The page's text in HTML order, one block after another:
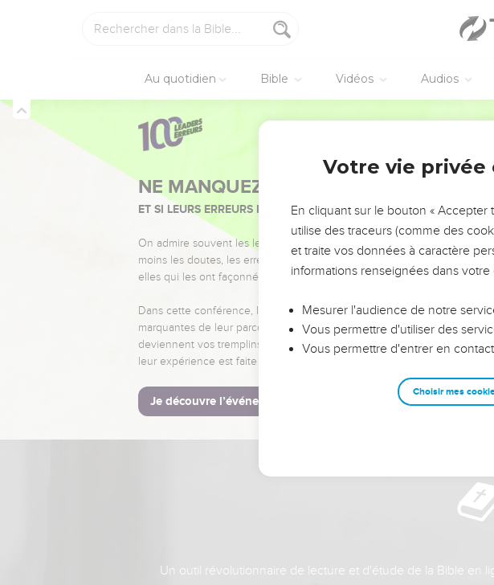
Au quotidien Bible Vidéos Audios
NE MANQUEZ PAS L’ÉVÉNEMENT DE
ET SI LEURS ERREURS POUVAIENT VOUS ÉVITER LES VOTRES ?
On admire souvent les leaders pour leurs réussites, leur impact, leur foi
moins les doutes, les erreurs et les saisons difficiles qu'ils ont traversés,
elles qui les ont façonnés.
Dans cette conférence, leaders, entrepreneurs, et responsables
marquantes de leur parcours et les clés pour avancer avec plus de
deviennent vos tremplins. Que vous guidiez un ministère, une équipe,
leur expérience est faite pour vous.
Je découvre l’événement
Un outil révolutionnaire de lecture et d'étude de la Bible en
Votre vie
En cliquant sur le bouton «
utilise des traceurs (comme des
et traite vos données à caractère
informations renseignées dans
Mesurer l'audience de notre
Vous permettre d'utiliser des
Vous permettre d'entrer en
Choisir mes